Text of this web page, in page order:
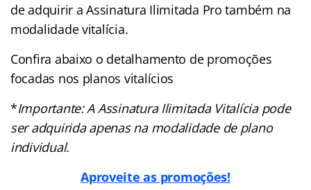
de adquirir a Assinatura Ilimitada Pro também na
modalidade vitalícia.
Confira abaixo o detalhamento de promoções
focadas nos planos vitalícios
*Importante: A Assinatura Ilimitada Vitalícia pode
ser adquirida apenas na modalidade de plano
individual.
Aproveite as promoções!